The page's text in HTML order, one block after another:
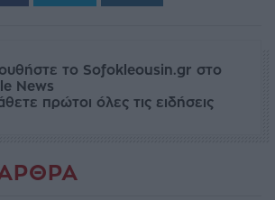
το Sofokleousin.gr στο
News
πρώτοι όλες τις ειδήσεις